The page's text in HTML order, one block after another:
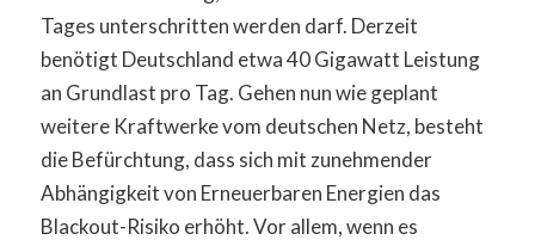
Tages unterschritten werden darf. Derzeit
benötigt Deutschland etwa 40 Gigawatt Leistung
an Grundlast pro Tag. Gehen nun wie geplant
weitere Kraftwerke vom deutschen Netz, besteht
die Befürchtung, dass sich mit zunehmender
Abhängigkeit von Erneuerbaren Energien das
Blackout-Risiko erhöht. Vor allem, wenn es